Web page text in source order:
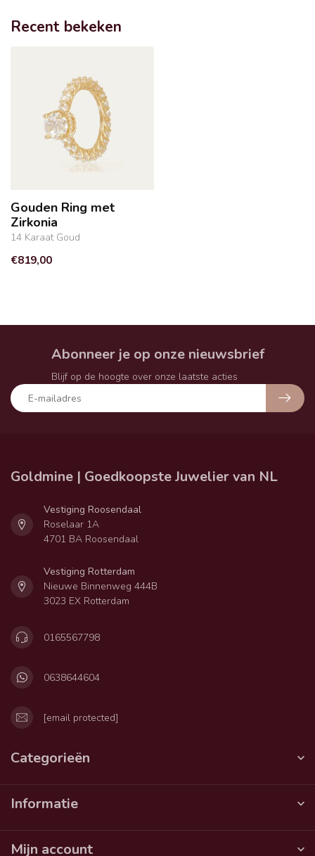
Recent bekeken
Gouden Ring met
Zirkonia
14 Karaat Goud
€819,00
Abonneer je op onze nieuwsbrief
Blijf op de hoogte over onze laatste acties
Goldmine | Goedkoopste Juwelier van NL
Vestiging Roosendaal
Roselaar 1A
4701 BA Roosendaal
Vestiging Rotterdam
Nieuwe Binnenweg 444B
3023 EX Rotterdam
0165567798
0638644604
[email protected]
Categorieën
Informatie
Mijn account